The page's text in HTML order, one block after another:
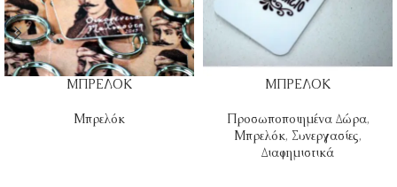
ΜΠΡΕΛΟΚ
Μπρελόκ
ΜΠΡΕΛΟΚ
Προσωποποιημένα Δώρα,
Μπρελόκ, Συνεργασίες,
Διαφημιστικά